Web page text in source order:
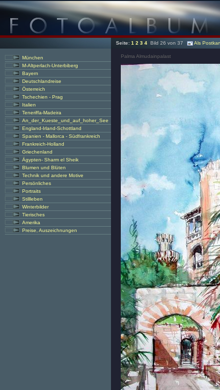
Seite: 1 2 3 4 Bild 26 von 37 Als
München
M-Altperlach-Unterbiberg
Bayern
Deutschlandreise
Österreich
Tschechien - Prag
Italien
Teneriffa-Madeira
An_der_Kueste_und_auf_hoher_See
England-Irland-Schottland
Spanien - Mallorca - Südfrankreich
Frankreich-Holland
Griechenland
Ägypten- Sharm el Sheik
Blumen und Blüten
Technik und andere Motive
Persönliches
Portraits
Stillleben
Winterbilder
Tierisches
Amerika
Preise, Auszeichnungen
Palma Almudainpalast